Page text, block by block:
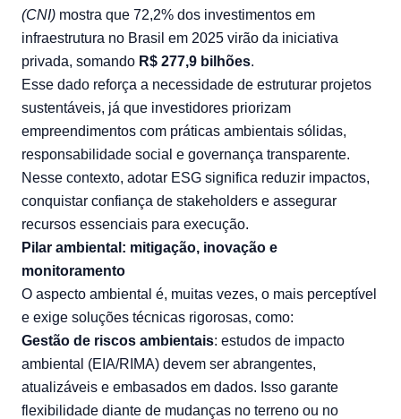
(CNI) mostra que 72,2% dos investimentos em
infraestrutura no Brasil em 2025 virão da iniciativa
privada, somando R$ 277,9 bilhões.
Esse dado reforça a necessidade de estruturar projetos
sustentáveis, já que investidores priorizam
empreendimentos com práticas ambientais sólidas,
responsabilidade social e governança transparente.
Nesse contexto, adotar ESG significa reduzir impactos,
conquistar confiança de stakeholders e assegurar
recursos essenciais para execução.
Pilar ambiental: mitigação, inovação e
monitoramento
O aspecto ambiental é, muitas vezes, o mais perceptível
e exige soluções técnicas rigorosas, como:
Gestão de riscos ambientais: estudos de impacto
ambiental (EIA/RIMA) devem ser abrangentes,
atualizáveis e embasados em dados. Isso garante
flexibilidade diante de mudanças no terreno ou no